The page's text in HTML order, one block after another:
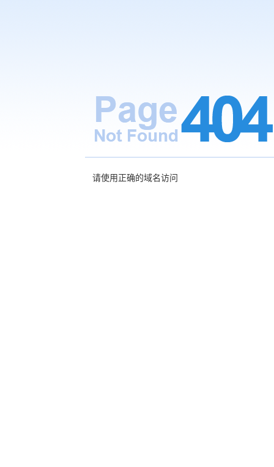
请使用正确的域名访问